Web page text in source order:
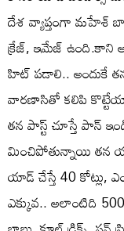
దేశ వ్యాప్తంగా మహేశ్
క్రేజ్, ఇమేజ్
హిట్ పడాలి.. అందుకే
వారణాసితో కలిపి
తన పాస్ట్ చూస్తే పాన్
మించిపోతున్నాయి తన
యాడ్ చేస్తే 40 కోట్లు,
ఎక్కువ.. అలాంటిది